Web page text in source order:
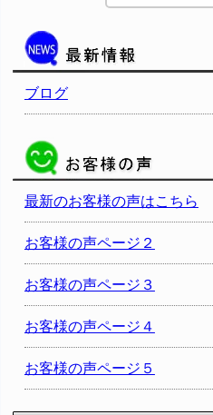
ブログ
最新のお客様の声はこちら
お客様の声ページ２
お客様の声ページ３
お客様の声ページ４
お客様の声ページ５